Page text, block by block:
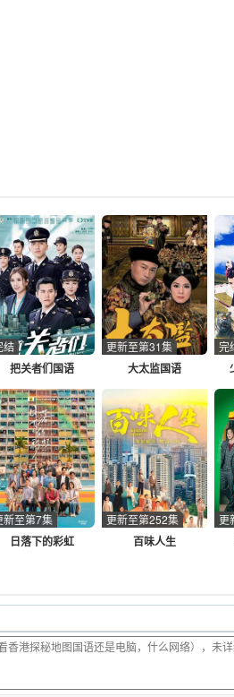
把关者们国语
结
大太监国语
更新至第31集 完
日落下的彩虹
新至第7集
百味人生
更新至第252集 更